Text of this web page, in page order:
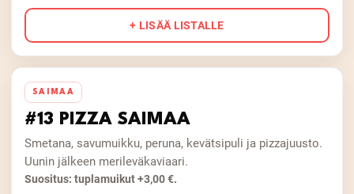
+ LISÄÄ LISTALLE
SAIMAA
#13 PIZZA SAIMAA
Smetana, savumuikku, peruna, kevätsipuli ja pizzajuusto.
Uunin jälkeen merileväkaviaari.
Suositus: tuplamuikut +3,00 €.